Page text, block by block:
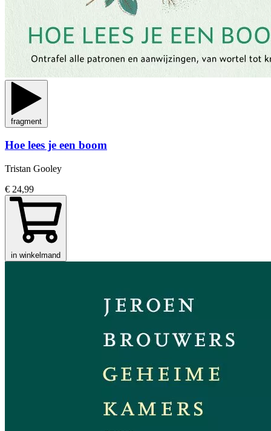
fragment
Hoe lees je een boom
Tristan Gooley
€ 24,99
in winkelmand